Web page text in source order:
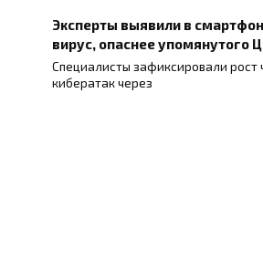
Эксперты выявили в
вирус, опаснее упомянутого
Специалисты зафиксировали рост
кибератак через